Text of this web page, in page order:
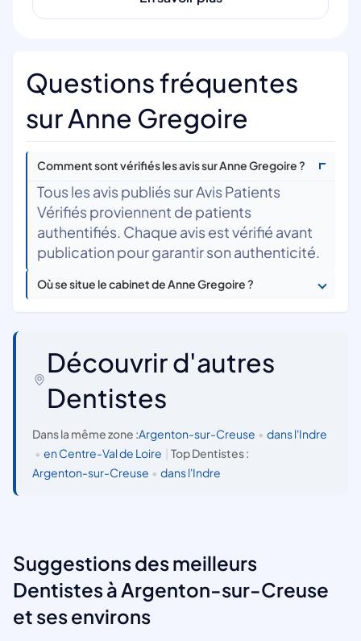
Questions fréquentes
sur Anne Gregoire
Comment sont vérifiés les avis sur Anne Gregoire ?
Tous les avis publiés sur Avis Patients
Vérifiés proviennent de patients
authentifiés. Chaque avis est vérifié avant
publication pour garantir son authenticité.
Où se situe le cabinet de Anne Gregoire ?
Découvrir d'autres
Dentistes
Dans la même zone :Argenton-sur-Creuse • dans l'Indre
• en Centre-Val de Loire
Top Dentistes :
Argenton-sur-Creuse • dans l'Indre
Suggestions des meilleurs
Dentistes à Argenton-sur-Creuse
et ses environs